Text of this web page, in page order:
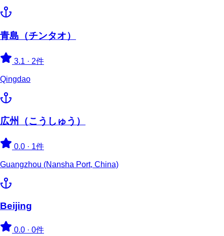
青島（チンタオ）
3.1 · 2件
Qingdao
広州（こうしゅう）
0.0 · 1件
Guangzhou (Nansha Port, China)
Beijing
0.0 · 0件